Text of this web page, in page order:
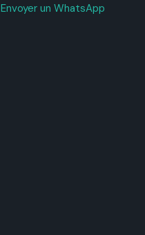
Envoyer un WhatsApp